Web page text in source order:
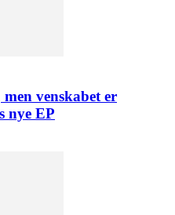
venskabet er
nye EP